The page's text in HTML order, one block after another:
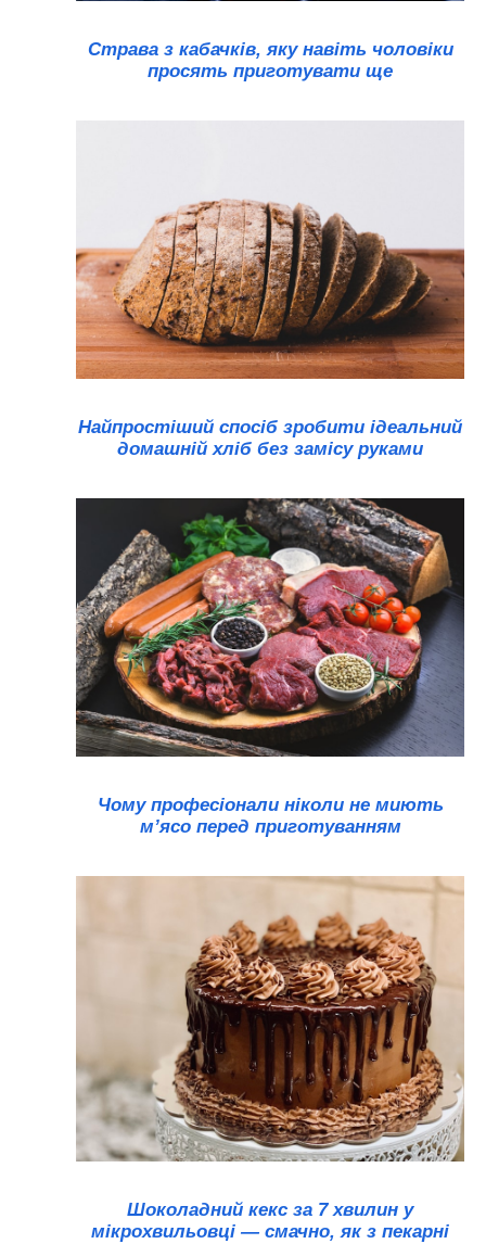
Страва з кабачків, яку навіть чоловіки
просять приготувати ще
Найпростіший спосіб зробити ідеальний
домашній хліб без замісу руками
Чому професіонали ніколи не миють
м’ясо перед приготуванням
Шоколадний кекс за 7 хвилин у
мікрохвильовці — смачно, як з пекарні